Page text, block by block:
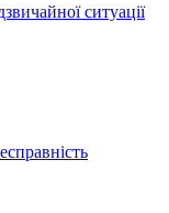
ситуації